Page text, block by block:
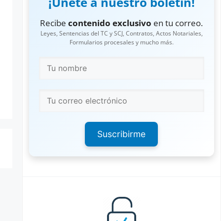
Recibecontenido exclusivo en tu correo.
Leyes, Sentencias del TC y SCJ, Contratos, Actos Notariales,
Formularios procesales y mucho más.
Suscribirme